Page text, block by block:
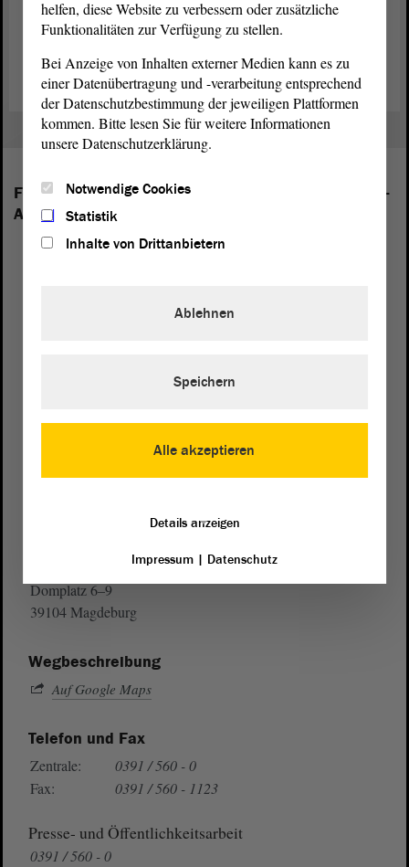
Tagesordnung für die September-Sitzungen (PDF; 524.03 KB)
Folgende Fraktionen sind im Landtag von Sachsen-
Anhalt vertreten:
von Sachsen-Anhalt
Domplatz 6–9
39104 Magdeburg
Wegbeschreibung
Auf Google Maps
Telefon und Fax
Zentrale:
0391 / 560 - 0
Fax:
0391 / 560 - 1123
Presse- und Öffentlichkeitsarbeit
0391 / 560 - 0
helfen, diese Website zu verbessern oder zusätzliche
Funktionalitäten zur Verfügung zu stellen.
Bei Anzeige von Inhalten externer Medien kann es zu
einer Datenübertragung und -verarbeitung entsprechend
der Datenschutzbestimmung der jeweiligen Plattformen
kommen. Bitte lesen Sie für weitere Informationen
unsere Datenschutzerklärung.
Notwendige Cookies
Statistik
Inhalte von Drittanbietern
Alle akzeptieren
Ablehnen
Speichern
Details anzeigen
Impressum| Datenschutz